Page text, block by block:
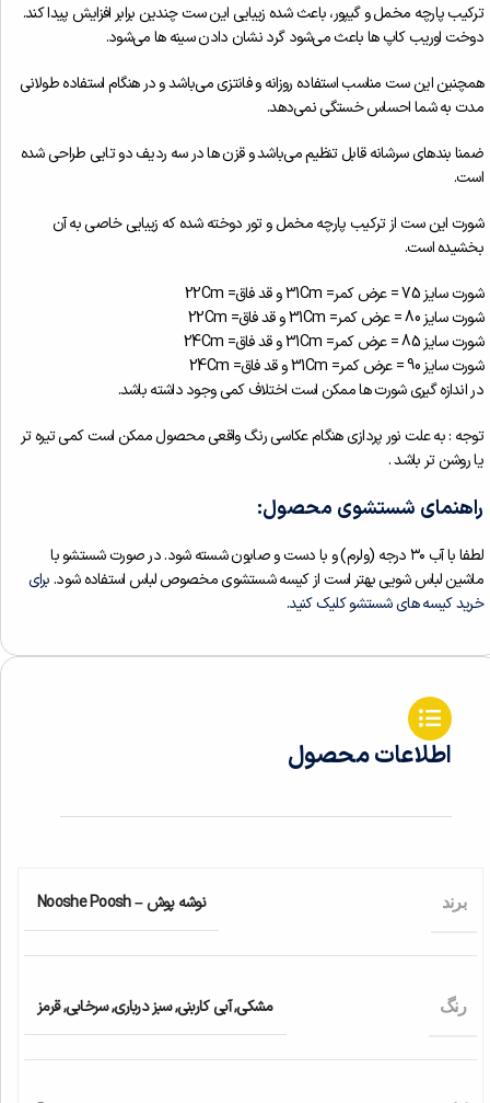
ترکیب پارچه مخمل و گیپور، باعث شده زیبایی این ست چندین برابر افزایش پیدا کند.
دوخت اوریب کاپ ها باعث می‌شود گرد نشان دادن سینه ها می‌شود.
همچنین این ست مناسب استفاده روزانه و فانتزی می‌باشد و در هنگام استفاده طولانی
مدت به شما احساس خستگی نمی‌دهد.
ضمنا بندهای سرشانه قابل تنظیم می‌باشد و قزن ها در سه ردیف دو تایی طراحی شده
است.
شورت این ست از ترکیب پارچه مخمل و تور دوخته شده که زیبایی خاصی به آن
بخشیده است.
شورت سایز 75 = عرض کمر= 31Cm و قد فاق= 22Cm
شورت سایز 80 = عرض کمر= 31Cm و قد فاق= 22Cm
شورت سایز 85 = عرض کمر= 31Cm و قد فاق= 24Cm
شورت سایز 90 = عرض کمر= 31Cm و قد فاق= 24Cm
در اندازه گیری شورت ها ممکن است اختلاف کمی وجود داشته باشد.
توجه : به علت نور پردازی هنگام عکاسی رنگ واقعی محصول ممکن است کمی تیره تر
یا روشن تر باشد .
راهنمای شستشوی محصول:
لطفا با آب ۳۰ درجه (ولرم) و با دست و صابون شسته شود. در صورت شستشو با
ماشین لباس شویی بهتر است از کیسه شستشوی مخصوص لباس استفاده شود.برای
خرید کیسه های شستشو کلیک کنید.
اطلاعات محصول
برند نوشه پوش – Nooshe Poosh
رنگ مشکی,آبی کاربنی,سبز درباری,سرخابی,قرمز